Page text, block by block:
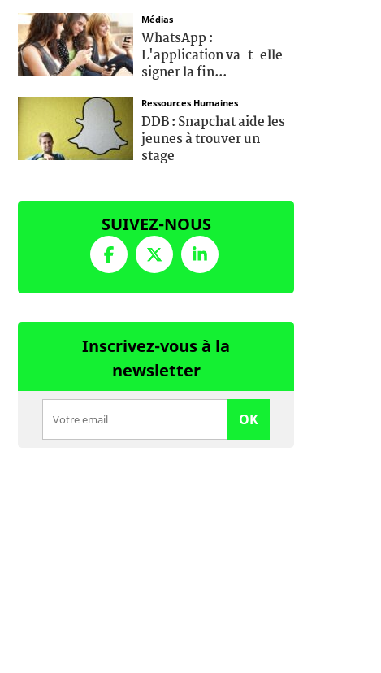
Médias
WhatsApp :
L'application va-t-elle
signer la fin...
Ressources Humaines
DDB : Snapchat aide les
jeunes à trouver un
stage
SUIVEZ-NOUS
Inscrivez-vous à la
newsletter
OK